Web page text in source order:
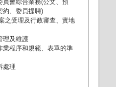
員會綜合業務(公文、預
約、委員提聘)
之受理及行政審查、實地
理及維護
業程序和規範、表單的準
處理